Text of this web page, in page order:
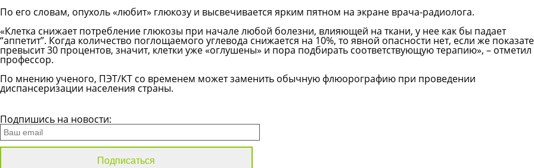
По его словам, опухоль «любит» глюкозу и высвечивается ярким пятном на экране врача-радиолога.
«Клетка снижает потребление глюкозы при начале любой болезни, влияющей на ткани, у нее как бы падает
“аппетит”. Когда количество поглощаемого углевода снижается на 10%, то явной опасности нет, если же
превысит 30 процентов, значит, клетки уже «оглушены» и пора подбирать соответствующую терапию», – отметил
профессор.
По мнению ученого, ПЭТ/КТ со временем может заменить обычную флюорографию при проведении
диспансеризации населения страны.
Подпишись на новости: